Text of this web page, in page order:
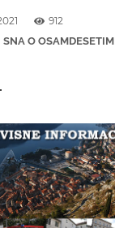
912
SNA O OSAMDESETIM